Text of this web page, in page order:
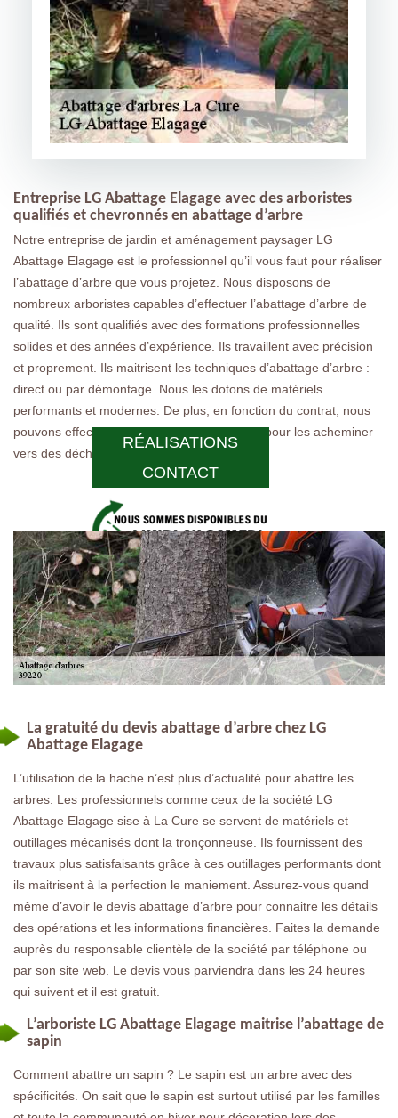
RÉALISATIONS
CONTACT
Entreprise LG Abattage Elagage avec des arboristes
qualifiés et chevronnés en abattage d’arbre
Notre entreprise de jardin et aménagement paysager LG
Abattage Elagage est le professionnel qu’il vous faut pour réaliser
l’abattage d’arbre que vous projetez. Nous disposons de
nombreux arboristes capables d’effectuer l’abattage d’arbre de
qualité. Ils sont qualifiés avec des formations professionnelles
solides et des années d’expérience. Ils travaillent avec précision
et proprement. Ils maitrisent les techniques d’abattage d’arbre :
direct ou par démontage. Nous les dotons de matériels
performants et modernes. De plus, en fonction du contrat, nous
pouvons effectuer l’enlèvement des déchets pour les acheminer
vers des déchetteries pour déchets verts.
La gratuité du devis abattage d’arbre chez LG
Abattage Elagage
L’utilisation de la hache n’est plus d’actualité pour abattre les
arbres. Les professionnels comme ceux de la société LG
Abattage Elagage sise à La Cure se servent de matériels et
outillages mécanisés dont la tronçonneuse. Ils fournissent des
travaux plus satisfaisants grâce à ces outillages performants dont
ils maitrisent à la perfection le maniement. Assurez-vous quand
même d’avoir le devis abattage d’arbre pour connaitre les détails
des opérations et les informations financières. Faites la demande
auprès du responsable clientèle de la société par téléphone ou
par son site web. Le devis vous parviendra dans les 24 heures
qui suivent et il est gratuit.
L’arboriste LG Abattage Elagage maitrise l’abattage de
sapin
Comment abattre un sapin ? Le sapin est un arbre avec des
spécificités. On sait que le sapin est surtout utilisé par les familles